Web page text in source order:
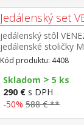
Jedálenský set
jedálenský stôl
jedálenské stoličky
kombinácia kov /
pochrómované
imitácia, farebné
pochrómované
cm rozmer stola (š/
Kód produktu: 4408
Skladom > 5 ks
290 € s DPH
-50% 588 € **